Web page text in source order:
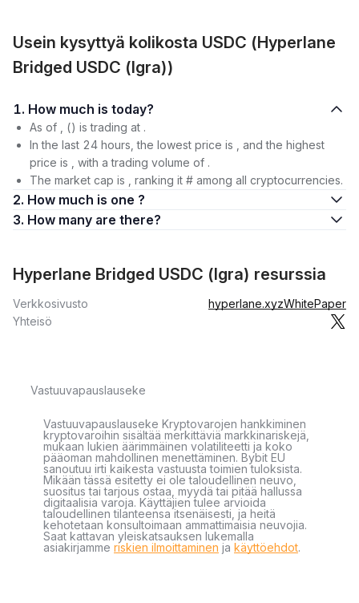
Usein kysyttyä kolikosta USDC (Hyperlane
Bridged USDC (Igra))
1. How much is today?
As of , () is trading at .
In the last 24 hours, the lowest price is , and the highest
price is , with a trading volume of .
The market cap is , ranking it # among all cryptocurrencies.
2. How much is one ?
3. How many are there?
Hyperlane Bridged USDC (Igra) resurssia
Verkkosivusto hyperlane.xyzWhitePaper
Yhteisö
Vastuuvapauslauseke
Vastuuvapauslauseke Kryptovarojen hankkiminen
kryptovaroihin sisältää merkittäviä markkinariskejä,
mukaan lukien äärimmäinen volatiliteetti ja koko
pääoman mahdollinen menettäminen. Bybit EU
sanoutuu irti kaikesta vastuusta toimien tuloksista.
Mikään tässä esitetty ei ole taloudellinen neuvo,
suositus tai tarjous ostaa, myydä tai pitää hallussa
digitaalisia varoja. Käyttäjien tulee arvioida
taloudellinen tilanteensa itsenäisesti, ja heitä
kehotetaan konsultoimaan ammattimaisia neuvojia.
Saat kattavan yleiskatsauksen lukemalla
asiakirjamme riskien ilmoittaminen ja käyttöehdot.